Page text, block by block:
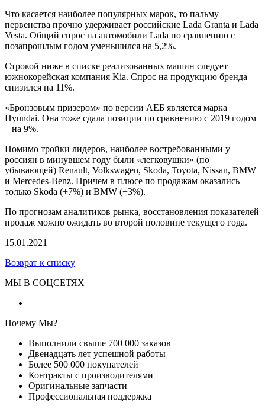
Что касается наиболее популярных марок, то пальму
первенства прочно удерживает российские Lada Granta и Lada
Vesta. Общий спрос на автомобили Lada по сравнению с
позапрошлым годом уменьшился на 5,2%.
Строкой ниже в списке реализованных машин следует
южнокорейская компания Kia. Спрос на продукцию бренда
снизился на 11%.
«Бронзовым призером» по версии АЕБ является марка
Hyundai. Она тоже сдала позиции по сравнению с 2019 годом
– на 9%.
Помимо тройки лидеров, наиболее востребованными у
россиян в минувшем году были «легковушки» (по
убывающей) Renault, Volkswagen, Skoda, Toyota, Nissan, BMW
и Mercedes-Benz. Причем в плюсе по продажам оказались
только Skoda (+7%) и BMW (+3%).
По прогнозам аналитиков рынка, восстановления показателей
продаж можно ожидать во второй половине текущего года.
15.01.2021
Возврат к списку
МЫ В СОЦСЕТЯХ
Почему Мы?
Выполнили свыше 700 000 заказов
Двенадцать лет успешной работы
Более 500 000 покупателей
Контракты с производителями
Оригинальные запчасти
Профессиональная поддержка